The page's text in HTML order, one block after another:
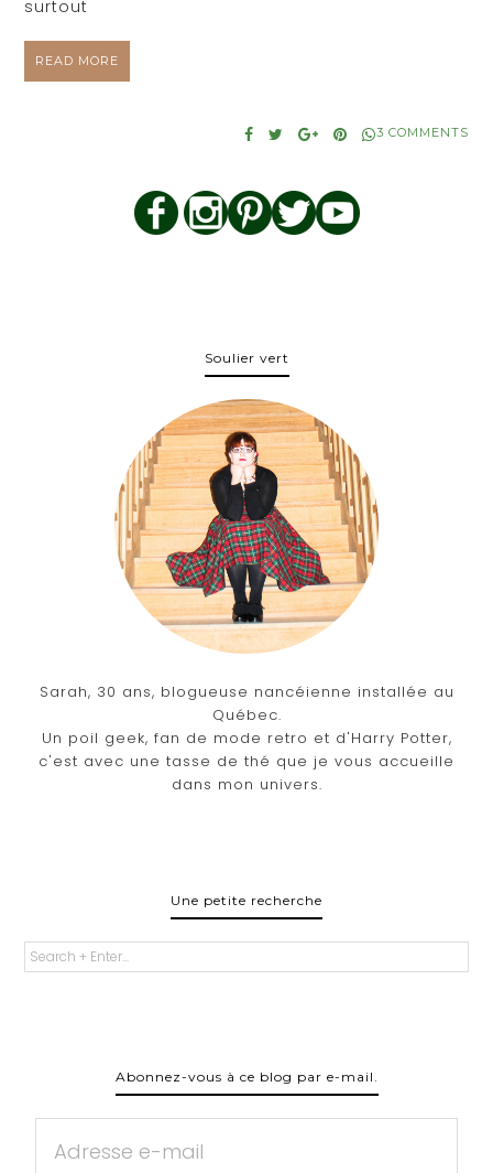
surtout
READ MORE
3 COMMENTS
Soulier vert
Sarah, 30 ans, blogueuse nancéienne installée au
Québec.
Un poil geek, fan de mode retro et d'Harry Potter,
c'est avec une tasse de thé que je vous accueille
dans mon univers.
Une petite recherche
Abonnez-vous à ce blog par e-mail.
e-